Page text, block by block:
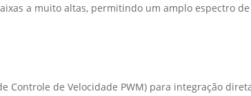
a muito altas, permitindo um amplo espectro
Controle de Velocidade PWM) para integração